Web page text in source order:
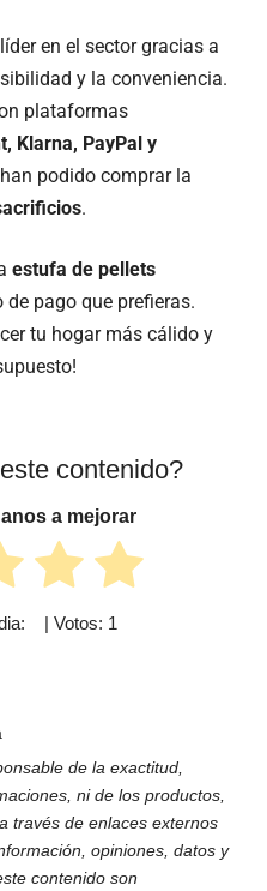
en el sector gracias a
y la conveniencia.
plataformas
Klarna, PayPal y
podido comprar la
.
estufa de pellets
de pago que prefieras.
tu hogar más cálido y
contenido?
a mejorar
| Votos: 1
de la exactitud,
ni de los productos,
través de enlaces externos
opiniones, datos y
contenido son